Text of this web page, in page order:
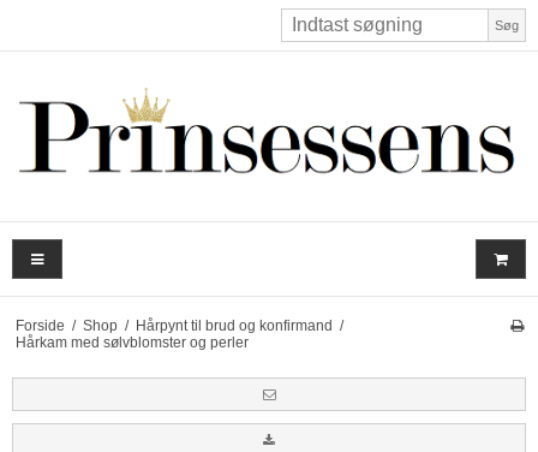
Søg
Forside / Shop / Hårpynt til brud og konfirmand /
Hårkam med sølvblomster og perler